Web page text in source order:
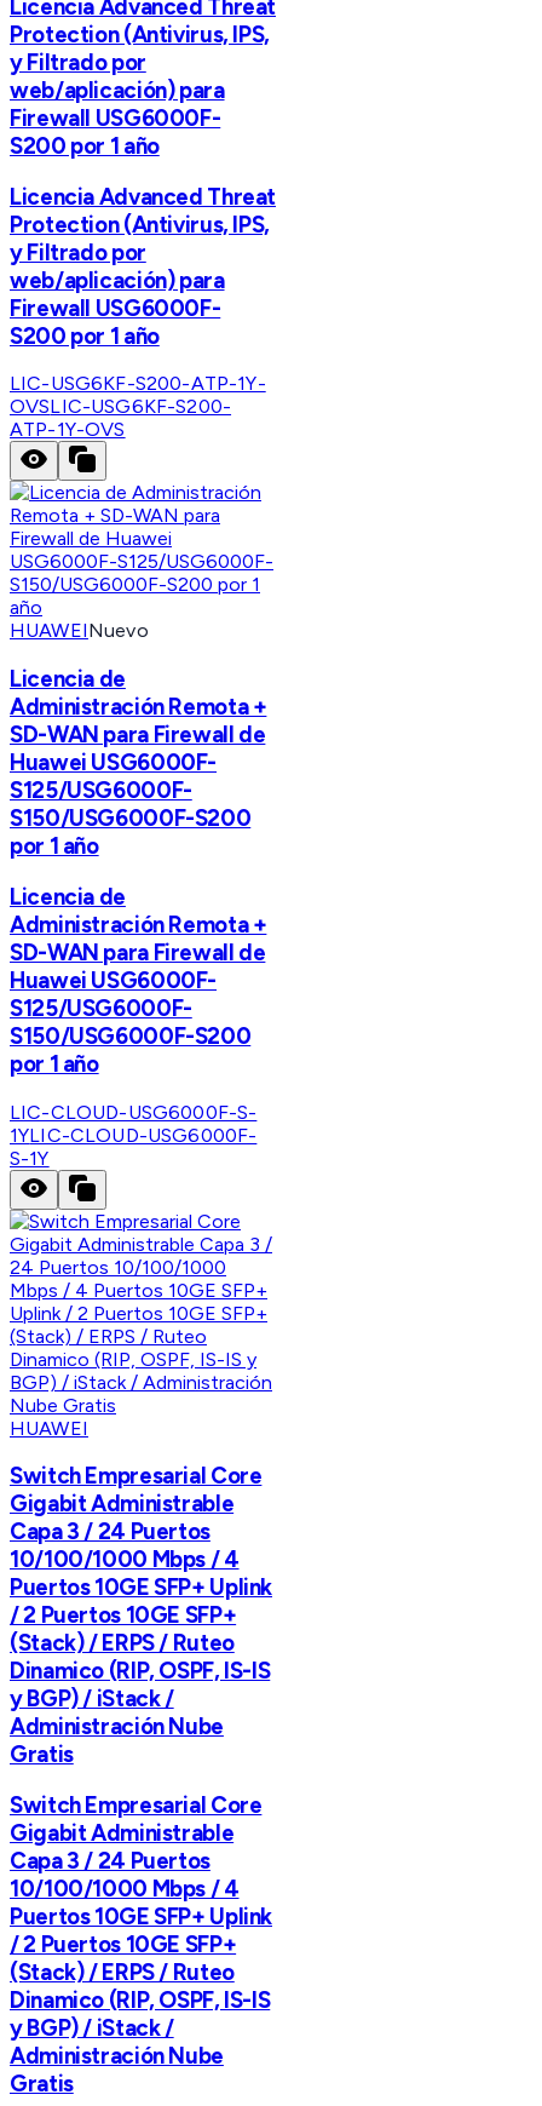
Licencia Advanced Threat
Protection (Antivirus, IPS,
y Filtrado por
web/aplicación) para
Firewall USG6000F-
S200 por 1 año
Licencia Advanced Threat
Protection (Antivirus, IPS,
y Filtrado por
web/aplicación) para
Firewall USG6000F-
S200 por 1 año
LIC-USG6KF-S200-ATP-1Y-
OVSLIC-USG6KF-S200-
ATP-1Y-OVS
HUAWEINuevo
Licencia de
Administración Remota +
SD-WAN para Firewall de
Huawei USG6000F-
S125/USG6000F-
S150/USG6000F-S200
por 1 año
Licencia de
Administración Remota +
SD-WAN para Firewall de
Huawei USG6000F-
S125/USG6000F-
S150/USG6000F-S200
por 1 año
LIC-CLOUD-USG6000F-S-
1YLIC-CLOUD-USG6000F-
S-1Y
HUAWEI
Switch Empresarial Core
Gigabit Administrable
Capa 3 / 24 Puertos
10/100/1000 Mbps / 4
Puertos 10GE SFP+ Uplink
/ 2 Puertos 10GE SFP+
(Stack) / ERPS / Ruteo
Dinamico (RIP, OSPF, IS-IS
y BGP) / iStack /
Administración Nube
Gratis
Switch Empresarial Core
Gigabit Administrable
Capa 3 / 24 Puertos
10/100/1000 Mbps / 4
Puertos 10GE SFP+ Uplink
/ 2 Puertos 10GE SFP+
(Stack) / ERPS / Ruteo
Dinamico (RIP, OSPF, IS-IS
y BGP) / iStack /
Administración Nube
Gratis